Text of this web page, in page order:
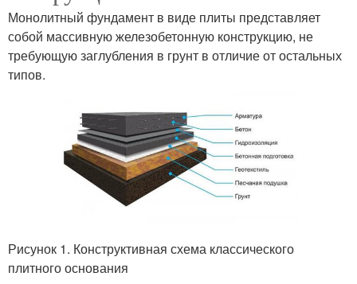
Монолитный фундамент в виде плиты представляет
собой массивную железобетонную конструкцию, не
требующую заглубления в грунт в отличие от остальных
типов.
Рисунок 1. Конструктивная схема классического
плитного основания